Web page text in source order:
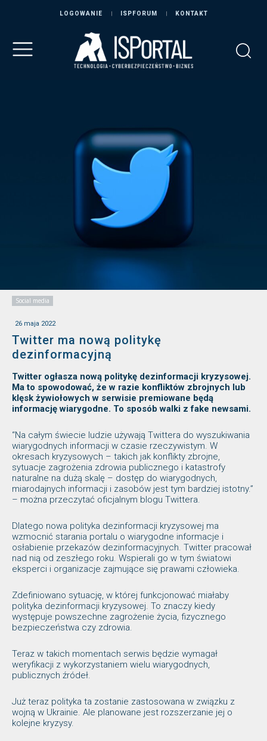
LOGOWANIE ISPFORUM KONTAKT
Social media
26 maja 2022
Twitter ma nową politykę
dezinformacyjną
Twitter ogłasza nową politykę dezinformacji kryzysowej.
Ma to spowodować, że w razie konfliktów zbrojnych lub
klęsk żywiołowych w serwisie premiowane będą
informację wiarygodne. To sposób walki z fake newsami.
“Na całym świecie ludzie używają Twittera do wyszukiwania
wiarygodnych informacji w czasie rzeczywistym. W
okresach kryzysowych – takich jak konflikty zbrojne,
sytuacje zagrożenia zdrowia publicznego i katastrofy
naturalne na dużą skalę – dostęp do wiarygodnych,
miarodajnych informacji i zasobów jest tym bardziej istotny.”
– można przeczytać oficjalnym blogu Twittera.
Dlatego nowa polityka dezinformacji kryzysowej ma
wzmocnić starania portalu o wiarygodne informacje i
osłabienie przekazów dezinformacyjnych. Twitter pracował
nad nią od zeszłego roku. Wspierali go w tym światowi
eksperci i organizacje zajmujące się prawami człowieka.
Zdefiniowano sytuację, w której funkcjonować miałaby
polityka dezinformacji kryzysowej. To znaczy kiedy
występuje powszechne zagrożenie życia, fizycznego
bezpieczeństwa czy zdrowia.
Teraz w takich momentach serwis będzie wymagał
weryfikacji z wykorzystaniem wielu wiarygodnych,
publicznych źródeł.
Już teraz polityka ta zostanie zastosowana w związku z
wojną w Ukrainie. Ale planowane jest rozszerzanie jej o
kolejne kryzysy.